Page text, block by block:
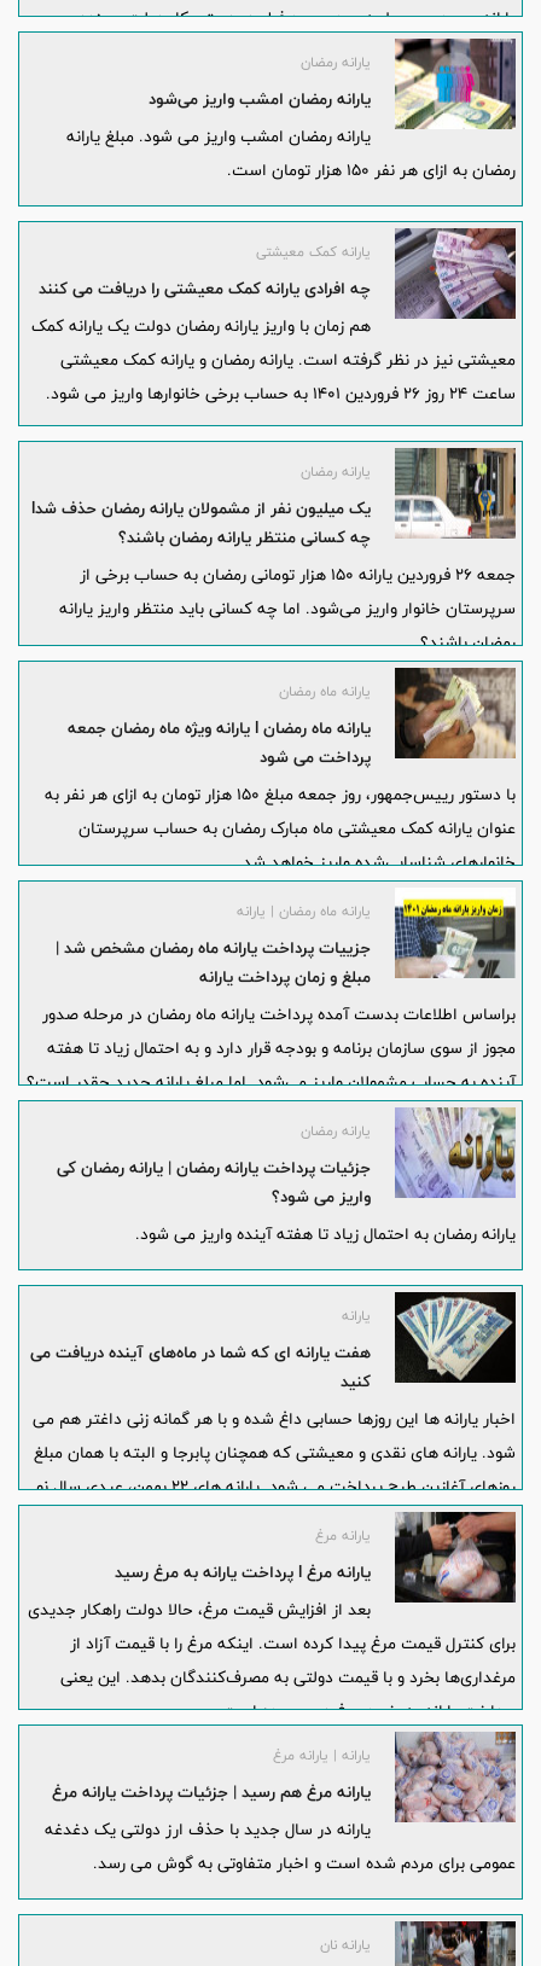
یارانه و عیدی مربوط به عید سعید فطر در دستور کار دولت سیزدهم می
باشد؟
یارانه رمضان
یارانه رمضان امشب واریز می‌شود
یارانه رمضان امشب واریز می شود. مبلغ یارانه
رمضان به ازای هر نفر ۱۵۰ هزار تومان است.
یارانه کمک معیشتی
چه افرادی یارانه کمک معیشتی را دریافت می کنند
هم زمان با واریز یارانه رمضان دولت یک یارانه کمک
معیشتی نیز در نظر گرفته است. یارانه رمضان و یارانه کمک معیشتی
ساعت ۲۴ روز ۲۶ فروردین ۱۴۰۱ به حساب برخی خانوارها واریز می شود.
یارانه رمضان
یک میلیون نفر از مشمولان یارانه رمضان حذف شدl
چه کسانی منتظر یارانه رمضان باشند؟
جمعه ۲۶ فروردین یارانه ۱۵۰ هزار تومانی رمضان به حساب برخی از
سرپرستان خانوار واریز می‌شود. اما چه کسانی باید منتظر واریز یارانه
رمضان باشند؟
یارانه ماه رمضان
یارانه ماه رمضان l یارانه ویژه ماه رمضان جمعه
پرداخت می شود
با دستور رییس‌جمهور، روز جمعه مبلغ ۱۵۰ هزار تومان به ازای هر نفر به
عنوان یارانه کمک معیشتی ماه مبارک رمضان به حساب سرپرستان
خانوارهای شناسایی‌شده واریز خواهد شد.
یارانه ماه رمضان | یارانه
جزییات پرداخت یارانه ماه رمضان مشخص شد |
مبلغ و زمان پرداخت یارانه
براساس اطلاعات بدست آمده پرداخت یارانه ماه رمضان در مرحله صدور
مجوز از سوی سازمان برنامه و بودجه قرار دارد و به احتمال زیاد تا هفته
آینده به حساب مشمولان واریز می‌شود. اما مبلغ یارانه جدید چقدر است؟
یارانه رمضان
جزئیات پرداخت یارانه رمضان | یارانه رمضان کی
واریز می شود؟
یارانه رمضان به احتمال زیاد تا هفته آینده واریز می شود.
یارانه
هفت یارانه ای که شما در ماه‌های آینده دریافت می
کنید
اخبار یارانه ها این روزها حسابی داغ شده و با هر گمانه زنی داغتر هم می
شود. یارانه های نقدی و معیشتی که همچنان پابرجا و البته با همان مبلغ
روزهای آغازین طرح پرداخت می شود. یارانه های ۲۲ بهمن، عیدی سال نو
و ماه مبارک رمضان که در سال گذشته پرداخت شده و انتظارات مردم از
رئیس جمهور و مسئولین به عنوان مرهمی موقتی از تورم لجام گسیخته
مناسبتی است.
یارانه مرغ
یارانه مرغ l پرداخت یارانه به مرغ رسید
بعد از افزایش قیمت مرغ، حالا دولت راهکار جدیدی
برای کنترل قیمت مرغ پیدا کرده است. اینکه مرغ را با قیمت آزاد از
مرغداری‌ها بخرد و با قیمت دولتی به مصرف‌کنندگان بدهد. این یعنی
پرداخت یارانه به خرید مرغ هم رسیده است.
یارانه | یارانه مرغ
یارانه مرغ هم رسید | جزئیات پرداخت یارانه مرغ
یارانه در سال جدید با حذف ارز دولتی یک دغدغه
عمومی برای مردم شده است و اخبار متفاوتی به گوش می رسد.
یارانه نان